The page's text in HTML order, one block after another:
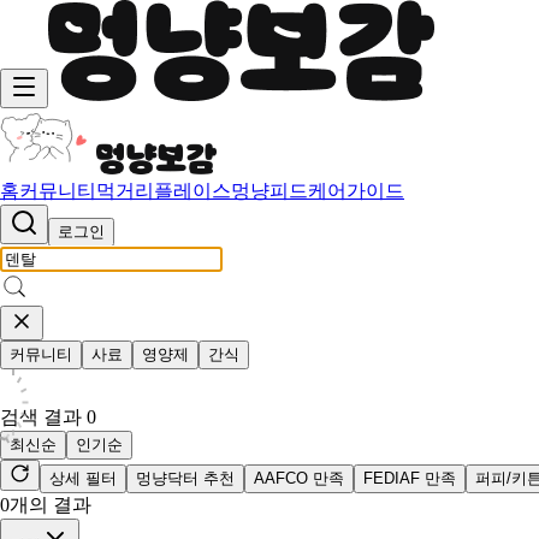
홈커뮤니티 먹거리 플레이스멍냥피드케어가이드
로그인
커뮤니티 사료 영양제 간식
검색 결과 0
최신순
인기순
상세 필터
멍냥닥터 추천 AAFCO 만족 FEDIAF 만족 퍼피/키
0개의 결과